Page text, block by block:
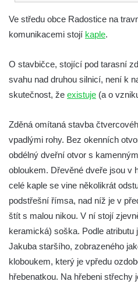
Budějovicích
Kostel Obětování Panny Marie
dominikánů v Českých
Kaple na křižovatce ulic
Dělnická v Kamenném Újezdě
náměstí J. V. Kamarýta ve
Kaple na hřbitově ve Velešíně
Márnice na hřbitově ve Velešíně
Kostel svatého Václava ve
Poutní areál Římov
Kostel svatého Ducha v
Římov
Křížová cesta Římov – XXV.
hrob
Křížová cesta Římov – XXIV.
Ve středu obce Radostice na
komunikacemi stojí kaple.
O stavbičce, stojící pod tarasní
svahu nad druhou silnicí, není k
skutečnost, že existuje (a o
Zděná omítaná stavba
vpadlými rohy. Bez okenních
obdélný dveřní otvor s
obloukem. Dřevěné dveře jsou v
celé kaple se vine několikrát
podstřešní římsa, nad níž je v
štít s malou nikou. V ní stojí
keramická) soška. Podle atributu
Jakuba staršího, zobrazeného
kloboukem, který je vpředu
hřebenatkou. Na hřebeni střechy